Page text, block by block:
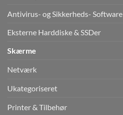
Antivirus- og Sikkerheds- Software
Eksterne Harddiske & SSDer
Skærme
Netværk
Ukategoriseret
Printer & Tilbehør